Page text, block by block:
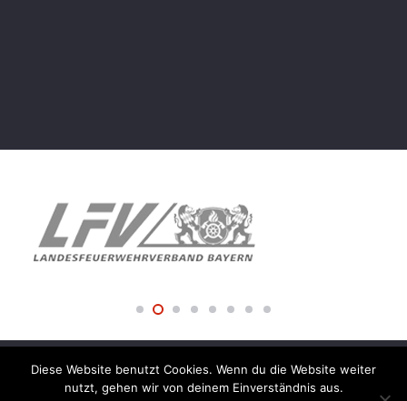
© 2018 Freiwillige Feuerwehr der Stadt Amberg –
Diese Website benutzt Cookies. Wenn du die Website weiter
nutzt, gehen wir von deinem Einverständnis aus.